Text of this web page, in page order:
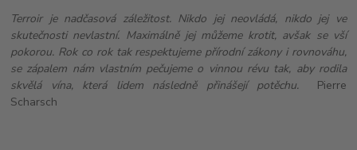
Terroir je nadčasová záležitost. Nikdo jej neovládá, nikdo jej ve
skutečnosti nevlastní. Maximálně jej můžeme krotit, avšak se vší
pokorou. Rok co rok tak respektujeme přírodní zákony i rovnováhu,
se zápalem nám vlastním pečujeme o vinnou révu tak, aby rodila
skvělá vína, která lidem následně přinášejí potěchu.
Pierre
Scharsch